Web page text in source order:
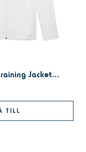
Puma teamCUP Training Jacket white 25
TILL